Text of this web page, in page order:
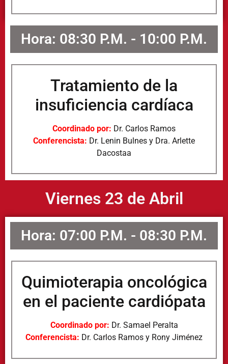
Hora: 08:30 P.M. - 10:00 P.M.
Tratamiento de la
insuficiencia cardíaca
Coordinado por: Dr. Carlos Ramos
Conferencista: Dr. Lenin Bulnes y Dra. Arlette
Dacostaa
Viernes 23 de Abril
Hora: 07:00 P.M. - 08:30 P.M.
Quimioterapia oncológica
en el paciente cardiópata
Coordinado por: Dr. Samael Peralta
Conferencista: Dr. Carlos Ramos y Rony Jiménez